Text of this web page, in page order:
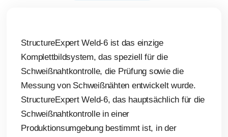
StructureExpert Weld-6 ist das einzige
Komplettbildsystem, das speziell für die
Schweißnahtkontrolle, die Prüfung sowie die
Messung von Schweißnähten entwickelt wurde.
StructureExpert Weld-6, das hauptsächlich für die
Schweißnahtkontrolle in einer
Produktionsumgebung bestimmt ist, in der